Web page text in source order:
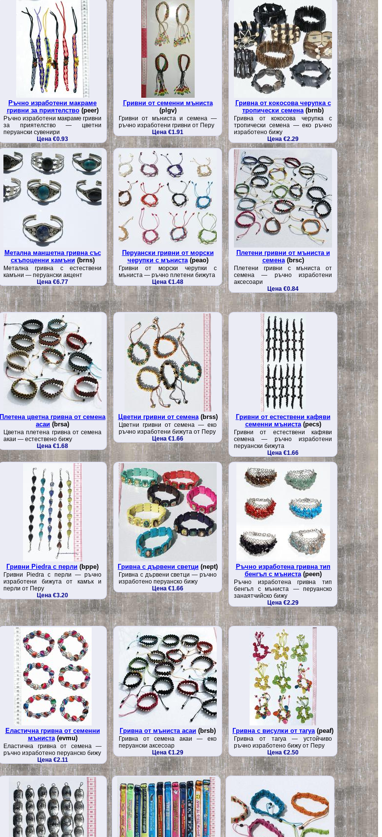
Ръчно изработени макраме
гривни за приятелство(peer)
Ръчно изработени макраме гривни
за приятелство — цветни
перуански сувенири
Цена €0.93
Гривни от семенни мъниста
(plgv)
Гривни от мъниста и семена —
ръчно изработени гривни от Перу
Цена €1.91
Гривна от кокосова черупка с
тропически семена(brnb)
Гривна от кокосова черупка с
тропически семена — еко ръчно
изработено бижу
Цена €2.29
Метална маншетна гривна със
скъпоценни камъни (brns)
Метална гривна с естествени
камъни — перуански акцент
Цена €6.77
Перуански гривни от морски
черупки с мъниста(peao)
Гривни от морски черупки с
мъниста — ръчно плетени бижута
Цена €1.48
Плетени гривни от мъниста и
семена(brsc)
Плетени гривни с мъниста от
семена — ръчно изработени
аксесоари
Цена €0.84
Плетена цветна гривна от семена
асаи (brsa)
Цветна плетена гривна от семена
акаи — естествено бижу
Цена €1.68
Цветни гривни от семена(brss)
Цветни гривни от семена — еко
ръчно изработени бижута от Перу
Цена €1.66
Гривни от естествени кафяви
семенни мъниста(pecs)
Гривни от естествени кафяви
семена — ръчно изработени
перуански бижута
Цена €1.66
Гривни Piedra с перли (bppe)
Гривни Piedra с перли — ръчно
изработени бижута от камък и
перли от Перу
Цена €3.20
Гривна с дървени светци (nept)
Гривна с дървени светци — ръчно
изработено перуанско бижу
Цена €1.66
Ръчно изработена гривна тип
бенгъл с мъниста(peen)
Ръчно изработена гривна тип
бенгъл с мъниста — перуанско
занаятчийско бижу
Цена €2.29
Еластична гривна от семенни
мъниста(evmu)
Еластична гривна от семена —
ръчно изработено перуанско бижу
Цена €2.11
Гривна от мъниста асаи (brsb)
Гривна от семена акаи — еко
перуански аксесоар
Цена €1.29
Гривна с висулки от тагуа(peaf)
Гривна от тагуа — устойчиво
ръчно изработено бижу от Перу
Цена €2.50